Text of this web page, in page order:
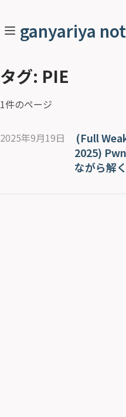
ganyariya
タグ: PIE
1件のページ
2025年9月19日
(Full
2025)
ながら解く